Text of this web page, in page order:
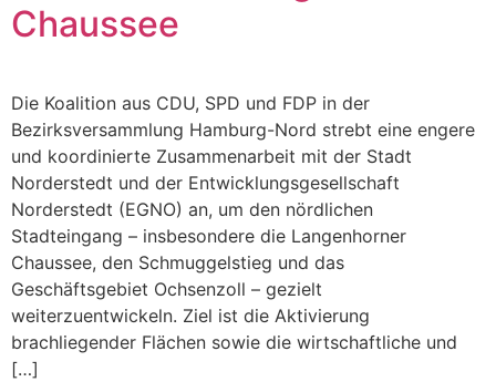
Chaussee
Die Koalition aus CDU, SPD und FDP in der
Bezirksversammlung Hamburg-Nord strebt eine engere
und koordinierte Zusammenarbeit mit der Stadt
Norderstedt und der Entwicklungsgesellschaft
Norderstedt (EGNO) an, um den nördlichen
Stadteingang – insbesondere die Langenhorner
Chaussee, den Schmuggelstieg und das
Geschäftsgebiet Ochsenzoll – gezielt
weiterzuentwickeln. Ziel ist die Aktivierung
brachliegender Flächen sowie die wirtschaftliche und
[…]